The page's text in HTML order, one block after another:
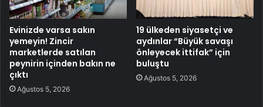
Evinizde varsa sakın
yemeyin! Zincir
marketlerde satılan
peynirin içinden bakın ne
çıktı
Ağustos 5, 2026
19 ülkeden siyasetçi ve
aydınlar “Büyük savaşı
önleyecek ittifak” için
buluştu
Ağustos 5, 2026